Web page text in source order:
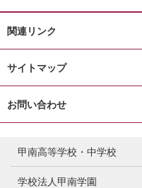
関連リンク
サイトマップ
お問い合わせ
甲南高等学校・中学校
学校法人甲南学園